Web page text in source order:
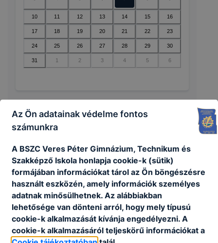
10 11 12 13 14 15 16
17 18 19 20 21 22 23
24 25 26 27 28 29 30
31 1 2 3 4 5 6
🔎 Nincsenek események ebben a
Az Ön adatainak védelme fontos
számunkra
A BSZC Veres Péter Gimnázium, Technikum és
Szakképző Iskola honlapja cookie-k (sütik)
formájában információkat tárol az Ön böngészésre
használt eszközén, amely információk személyes
adatnak minősülhetnek. Az alábbiakban
lehetősége van dönteni arról, hogy mely típusú
cookie-k alkalmazását kívánja engedélyezni. A
cookie-k alkalmazásáról teljeskörű információkat a